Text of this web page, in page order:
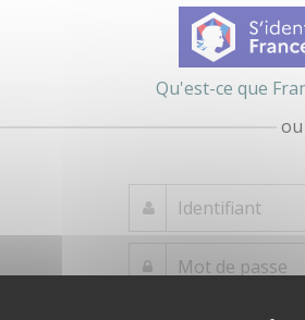
Qu'est-ce que
ou